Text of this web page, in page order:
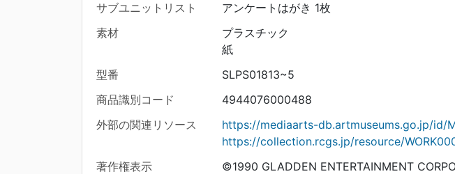
サブユニットリスト
アンケートはがき 1枚
素材
プラスチック
紙
型番
SLPS01813~5
商品識別コード
4944076000488
外部の関連リソース
https://mediaarts-db.artmuseums.go.jp/id/
https://collection.rcgs.jp/resource/
著作権表示
©1990 GLADDEN ENTERTAINMENT